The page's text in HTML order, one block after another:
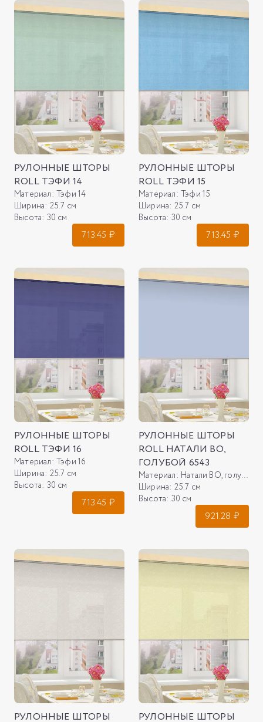
РУЛОННЫЕ ШТОРЫ
ROLL ТЭФИ 14
Материал: Тэфи 14
Ширина: 25.7 см
Высота: 30 см
713.45 ₽
РУЛОННЫЕ ШТОРЫ
ROLL ТЭФИ 15
Материал: Тэфи 15
Ширина: 25.7 см
Высота: 30 см
713.45 ₽
РУЛОННЫЕ ШТОРЫ
ROLL ТЭФИ 16
Материал: Тэфи 16
Ширина: 25.7 см
Высота: 30 см
713.45 ₽
РУЛОННЫЕ ШТОРЫ
ROLL НАТАЛИ ВО,
ГОЛУБОЙ 6543
Материал: Натали ВО, голубой 6543
Ширина: 25.7 см
Высота: 30 см
921.28 ₽
РУЛОННЫЕ ШТОРЫ
РУЛОННЫЕ ШТОРЫ